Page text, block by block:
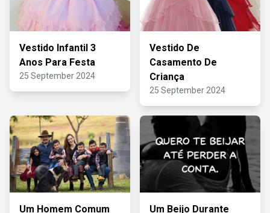
Vestido Infantil 3
Anos Para Festa
25 September 2024
Vestido De
Casamento De
Criança
25 September 2024
Um Homem Comum Um Beijo Durante